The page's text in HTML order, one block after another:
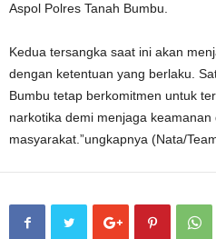
Aspol Polres Tanah Bumbu.
Kedua tersangka saat ini akan
dengan ketentuan yang berlaku.
Bumbu tetap berkomitmen untuk
narkotika demi menjaga keamanan
masyarakat.”ungkapnya (Nata/